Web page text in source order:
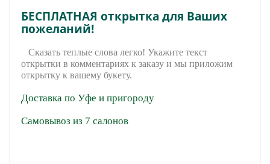
БЕСПЛАТНАЯ открытка для Ваших
пожеланий!
Сказать теплые слова легко! Укажите текст
открытки в комментариях к заказу и мы приложим
открытку к вашему букету.
Доставка по Уфе и пригороду
Самовывоз из 7 салонов